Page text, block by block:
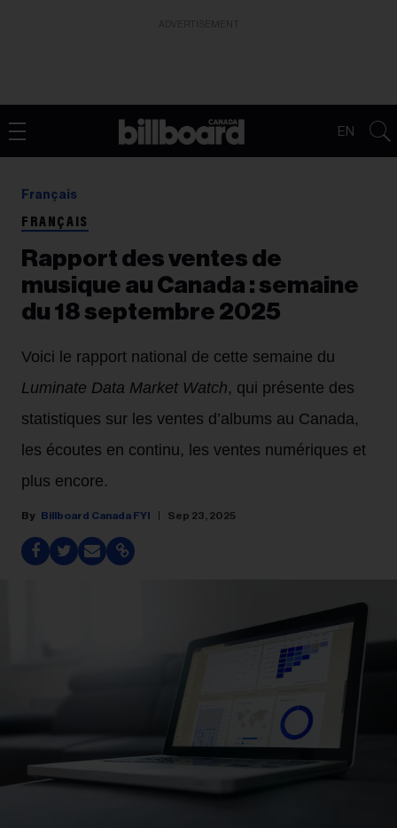
EN
Français
FRANÇAIS
Rapport des ventes de
musique au Canada : semaine
du 18 septembre 2025
Voici le rapport national de cette semaine du
Luminate Data Market Watch, qui présente des
statistiques sur les ventes d’albums au Canada,
les écoutes en continu, les ventes numériques et
plus encore.
Billboard Canada FYI Sep 23, 2025